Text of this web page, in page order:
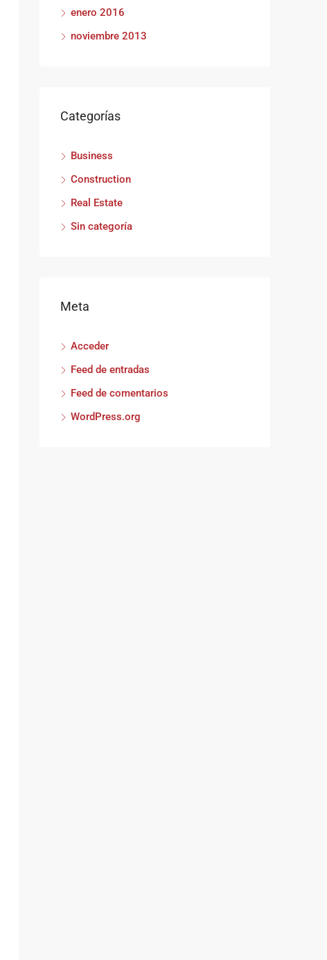
enero 2016
noviembre 2013
Categorías
Business
Construction
Real Estate
Sin categoría
Meta
Acceder
Feed de entradas
Feed de comentarios
WordPress.org